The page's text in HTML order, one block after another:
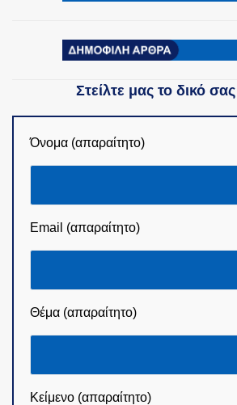
Στείλτε μας το δικό
Όνομα (απαραίτητο)
Email (απαραίτητο)
Θέμα (απαραίτητο)
Κείμενο (απαραίτητο)